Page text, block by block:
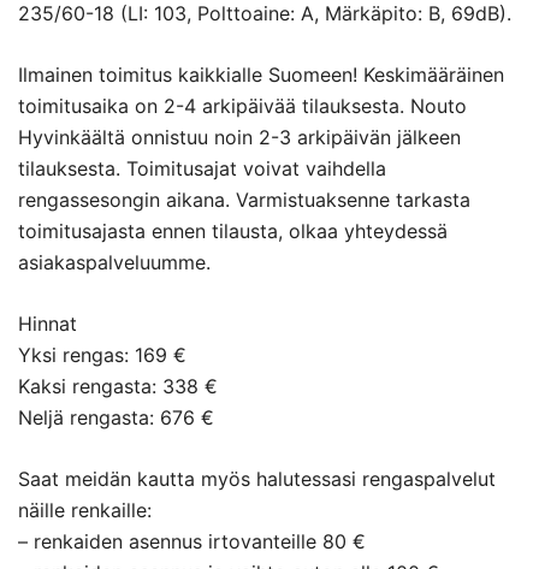
235/60-18 (LI: 103, Polttoaine: A, Märkäpito: B, 69dB).
Ilmainen toimitus kaikkialle Suomeen! Keskimääräinen
toimitusaika on 2-4 arkipäivää tilauksesta. Nouto
Hyvinkäältä onnistuu noin 2-3 arkipäivän jälkeen
tilauksesta. Toimitusajat voivat vaihdella
rengassesongin aikana. Varmistuaksenne tarkasta
toimitusajasta ennen tilausta, olkaa yhteydessä
asiakaspalveluumme.
Hinnat
Yksi rengas: 169 €
Kaksi rengasta: 338 €
Neljä rengasta: 676 €
Saat meidän kautta myös halutessasi rengaspalvelut
näille renkaille:
– renkaiden asennus irtovanteille 80 €